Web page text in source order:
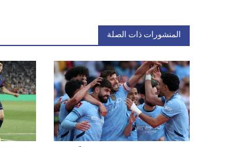
المنشورات ذات الصلة